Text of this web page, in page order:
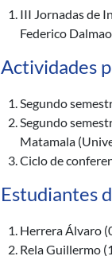
III Jornadas de
Federico
Actividades
Segundo
Segundo
Matamala
Ciclo de
Estudiantes
Herrera Álvaro
Rela Guillermo